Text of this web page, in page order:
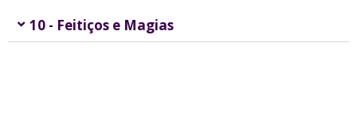
10 - Feitiços e Magias